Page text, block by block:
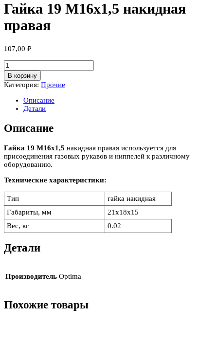
Гайка 19 М16х1,5 накидная
правая
107,00 ₽
Количество
товара
Гайка
19
М16х1,5
накидная
правая
В корзину
Категория: Прочие
Описание
Детали
Описание
Гайка 19 М16х1,5 накидная правая используется для
присоединения газовых рукавов и ниппелей к различному
оборудованию.
Технические характеристики:
Тип
гайка накидная
Габариты, мм
21x18x15
Вес, кг
0.02
Детали
Производитель Optima
Похожие товары